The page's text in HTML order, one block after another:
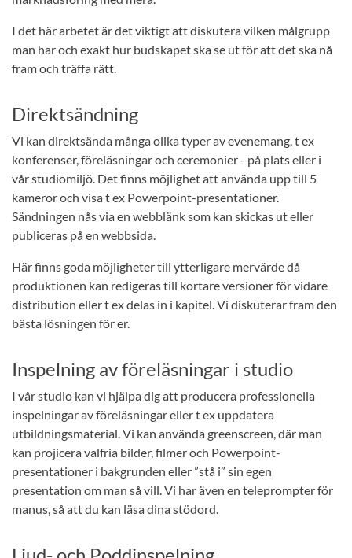
I det här arbetet är det viktigt att diskutera vilken målgrupp
man har och exakt hur budskapet ska se ut för att det ska nå
fram och träffa rätt.
Direktsändning
Vi kan direktsända många olika typer av evenemang, t ex
konferenser, föreläsningar och ceremonier - på plats eller i
vår studiomiljö. Det finns möjlighet att använda upp till 5
kameror och visa t ex Powerpoint-presentationer.
Sändningen nås via en webblänk som kan skickas ut eller
publiceras på en webbsida.
Här finns goda möjligheter till ytterligare mervärde då
produktionen kan redigeras till kortare versioner för vidare
distribution eller t ex delas in i kapitel. Vi diskuterar fram den
bästa lösningen för er.
Inspelning av föreläsningar i studio
I vår studio kan vi hjälpa dig att producera professionella
inspelningar av föreläsningar eller t ex uppdatera
utbildningsmaterial. Vi kan använda greenscreen, där man
kan projicera valfria bilder, filmer och Powerpoint-
presentationer i bakgrunden eller ”stå i” sin egen
presentation om man så vill. Vi har även en teleprompter för
manus, så att du kan läsa dina stödord.